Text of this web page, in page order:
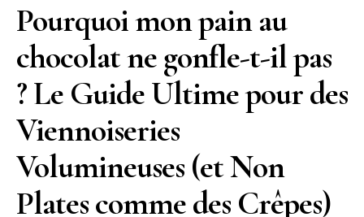
Pourquoi mon pain au
chocolat ne gonfle-t-il pas
? Le Guide Ultime pour des
Viennoiseries
Volumineuses (et Non
Plates comme des Crêpes)